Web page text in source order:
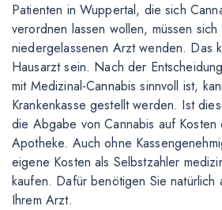
Patienten in Wuppertal, die sich
verordnen lassen wollen, müssen
niedergelassenen Arzt wenden. Das
Hausarzt sein. Nach der
mit Medizinal-Cannabis sinnvoll ist,
Krankenkasse gestellt werden. Ist
die Abgabe von Cannabis auf Kosten
Apotheke. Auch ohne
eigene Kosten als Selbstzahler
kaufen. Dafür benötigen Sie natürlich
Ihrem Arzt.